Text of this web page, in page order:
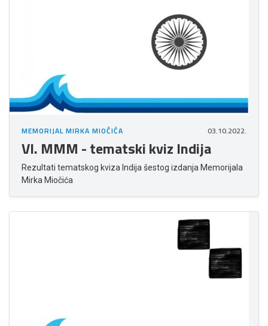
MEMORIJAL MIRKA MIOČIĆA 03.10.2022.
VI. MMM - tematski kviz Indija
Rezultati tematskog kviza Indija šestog izdanja Memorijala
Mirka Miočića